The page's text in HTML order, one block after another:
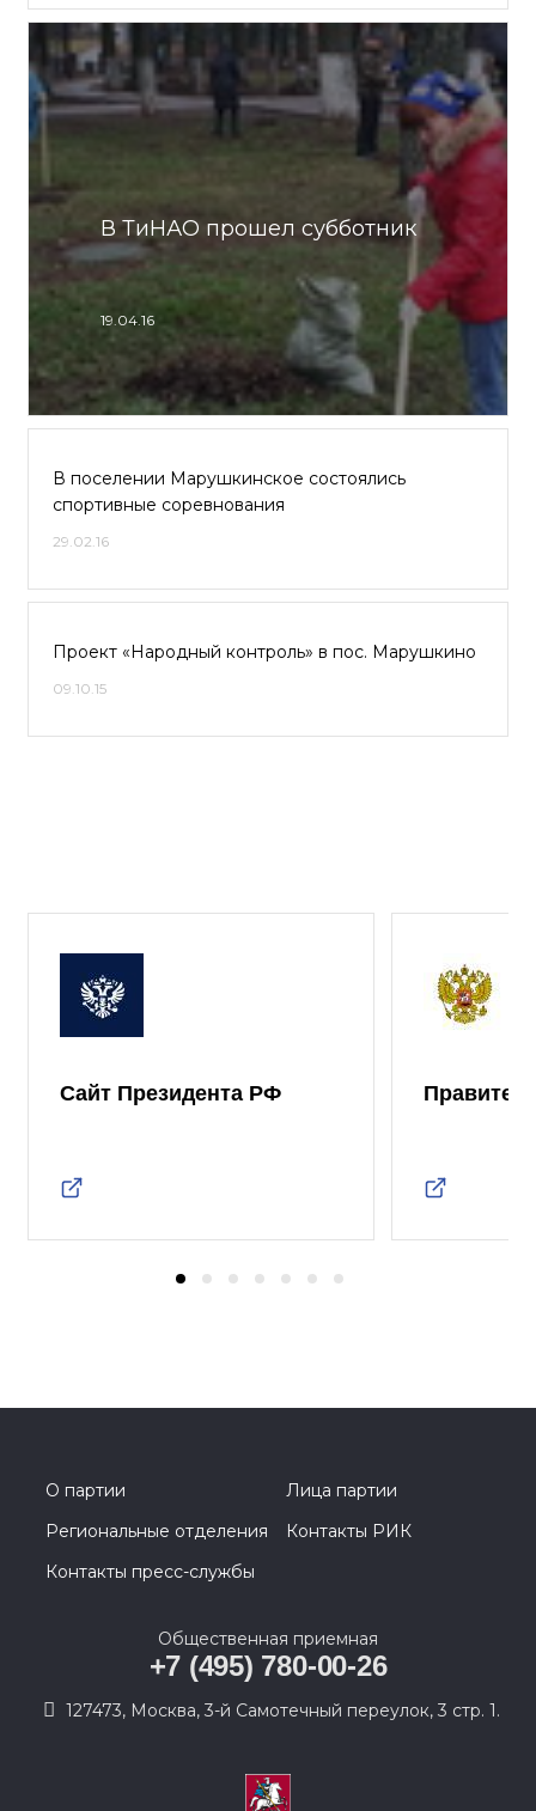
В ТиНАО прошел субботник
19.04.16
В поселении Марушкинское состоялись
спортивные соревнования
29.02.16
Проект «Народный контроль» в пос. Марушкино
09.10.15
Сайт Президента РФ
О партии
Лица партии
Региональные отделения
Контакты РИК
Контакты пресс-службы
Общественная приемная
+7 (495) 780-00-26
127473, Москва, 3-й Самотечный переулок, 3 стр. 1.